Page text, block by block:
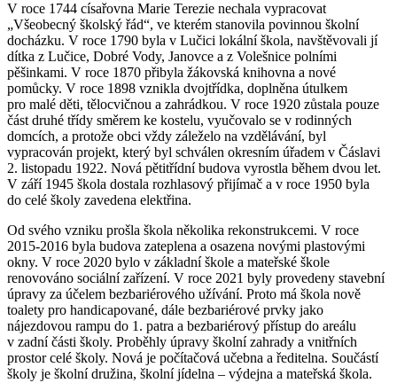
V roce 1744 císařovna Marie Terezie nechala vypracovat
„Všeobecný školský řád“, ve kterém stanovila povinnou školní
docházku. V roce 1790 byla v Lučici lokální škola, navštěvovali jí
dítka z Lučice, Dobré Vody, Janovce a z Volešnice polními
pěšinkami. V roce 1870 přibyla žákovská knihovna a nové
pomůcky. V roce 1898 vznikla dvojtřídka, doplněna útulkem
pro malé děti, tělocvičnou a zahrádkou. V roce 1920 zůstala pouze
část druhé třídy směrem ke kostelu, vyučovalo se v rodinných
domcích, a protože obci vždy záleželo na vzdělávání, byl
vypracován projekt, který byl schválen okresním úřadem v Čáslavi
2. listopadu 1922. Nová pětitřídní budova vyrostla během dvou let.
V září 1945 škola dostala rozhlasový přijímač a v roce 1950 byla
do celé školy zavedena elektřina.
Od svého vzniku prošla škola několika rekonstrukcemi. V roce
2015-2016 byla budova zateplena a osazena novými plastovými
okny. V roce 2020 bylo v základní škole a mateřské škole
renovováno sociální zařízení. V roce 2021 byly provedeny stavební
úpravy za účelem bezbariérového užívání. Proto má škola nově
toalety pro handicapované, dále bezbariérové prvky jako
nájezdovou rampu do 1. patra a bezbariérový přístup do areálu
v zadní části školy. Proběhly úpravy školní zahrady a vnitřních
prostor celé školy. Nová je počítačová učebna a ředitelna. Součástí
školy je školní družina, školní jídelna – výdejna a mateřská škola.